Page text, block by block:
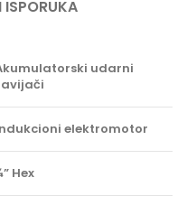
udarni
elektromotor
Hex